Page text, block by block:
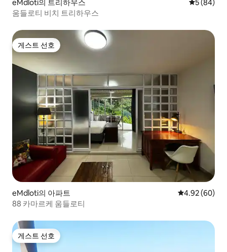
eMdloti의 트리하우스 평점 5점(5
5 (84)
움들로티 비치 트리하우스
게스트 선호
게스트 선호
eMdloti의 아파트 평점 4.92점(5
4.92 (60)
88 카마르케 움들로티
게스트 선호
게스트 선호